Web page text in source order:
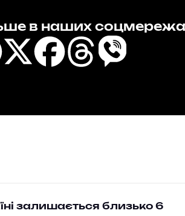
в наших
залишається близько 6